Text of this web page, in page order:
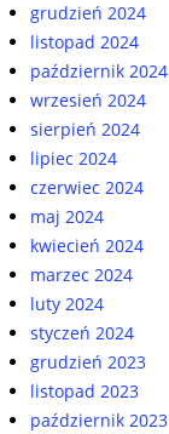
grudzień 2024
listopad 2024
październik 2024
wrzesień 2024
sierpień 2024
lipiec 2024
czerwiec 2024
maj 2024
kwiecień 2024
marzec 2024
luty 2024
styczeń 2024
grudzień 2023
listopad 2023
październik 2023